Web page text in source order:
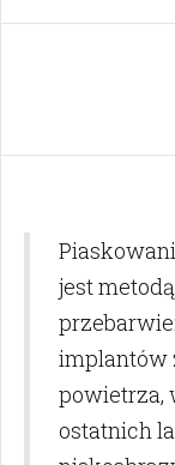
jest
implantów
powietrza,
ostatnich